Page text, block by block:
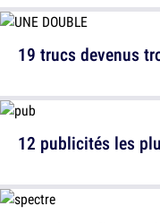
12 publicités les
19 trucs devenus